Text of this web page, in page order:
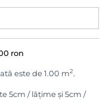
ron
este de 1.00 m2.
5cm / lățime și 5cm /